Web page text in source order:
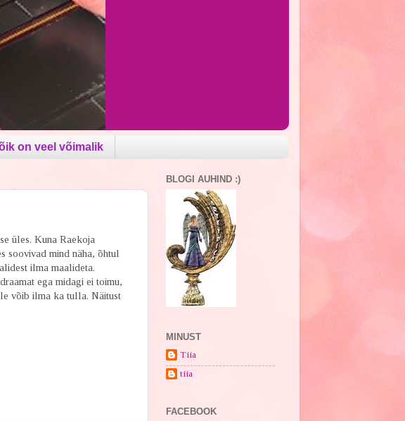
on veel võimalik
üles. Kuna Raekoja
soovivad mind näha, õhtul
ilma maalideta.
ega midagi ei toimu,
võib ilma ka tulla. Näitust
BLOGI AUHIND :)
MINUST
Tiia
tiia
FACEBOOK